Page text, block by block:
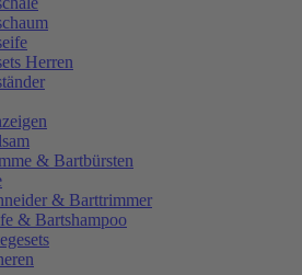
Herren
& Bartbürsten
& Barttrimmer
& Bartshampoo